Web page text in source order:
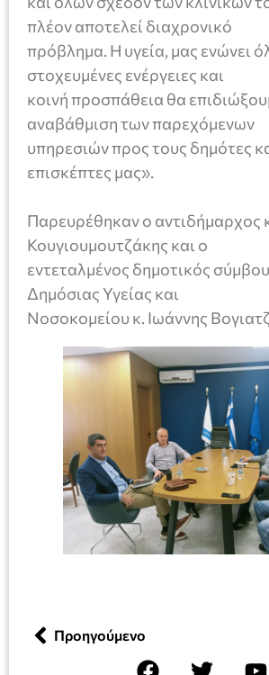
πλέον αποτελεί διαχρονικό
πρόβλημα. Η υγεία, μας ενώνει
στοχευμένες ενέργειες και
κοινή προσπάθεια θα
αναβάθμιση των παρεχόμενων
υπηρεσιών προς τους δημότες
επισκέπτες μας».
Παρευρέθηκαν ο αντιδήμαρχος
Κουγιουμουτζάκης και ο
εντεταλμένος δημοτικός
Δημόσιας Υγείας και
Νοσοκομείου κ. Ιωάννης
Προηγούμενο